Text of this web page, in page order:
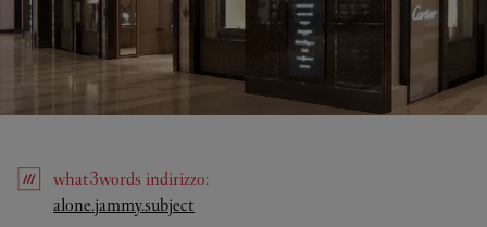
what3words indirizzo:
alone.jammy.subject